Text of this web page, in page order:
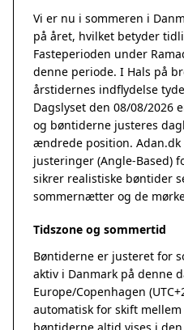
Vi er nu i sommeren i
på året, hvilket betyder
Fasteperioden under
denne periode. I Hals på
årstidernes indflydelse
Dagslyset den 08/08/2026
og bøntiderne justeres
ændrede position.
justeringer (Angle-Based)
sikrer realistiske bøntider
sommernætter og de
Tidszone og sommertid
Bøntiderne er justeret for
aktiv i Danmark på denne
Europe/Copenhagen
automatisk for skift